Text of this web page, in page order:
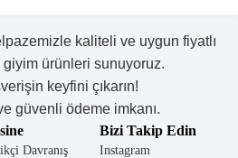
kaliteli ve uygun fiyatlı
giyim ürünleri sunuyoruz.
keyfini çıkarın!
güvenli ödeme imkanı.
Davranış
Bizi Takip Edin
Instagram